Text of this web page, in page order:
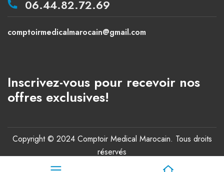
06.44.82.72.69
comptoirmedicalmarocain@gmail.com
Inscrivez-vous pour recevoir nos
offres exclusives!
Copyright © 2024 Comptoir Medical Marocain. Tous droits
réservés